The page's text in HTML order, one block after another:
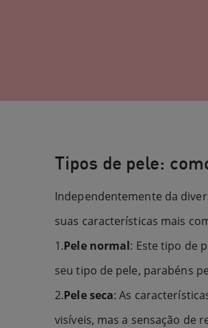
Tipos de pele:
Independentemente da
suas características mais
1.Pele normal: Este tipo de
seu tipo de pele, parabéns
2.Pele seca: As
visíveis, mas a sensação de